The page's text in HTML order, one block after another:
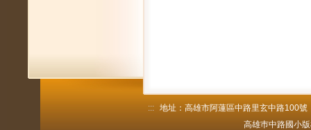
::: 地址：高雄市阿蓮區中路里玄中路100
高雄巿中路國小